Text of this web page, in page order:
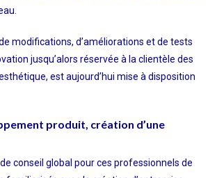
modifications, d’améliorations et de tests
jusqu’alors réservée à la clientèle des
est aujourd’hui mise à disposition
produit, création d’une
de conseil global pour ces professionnels de